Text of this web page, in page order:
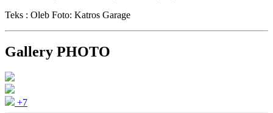
Teks : Oleb Foto: Katros Garage
Gallery PHOTO
+7